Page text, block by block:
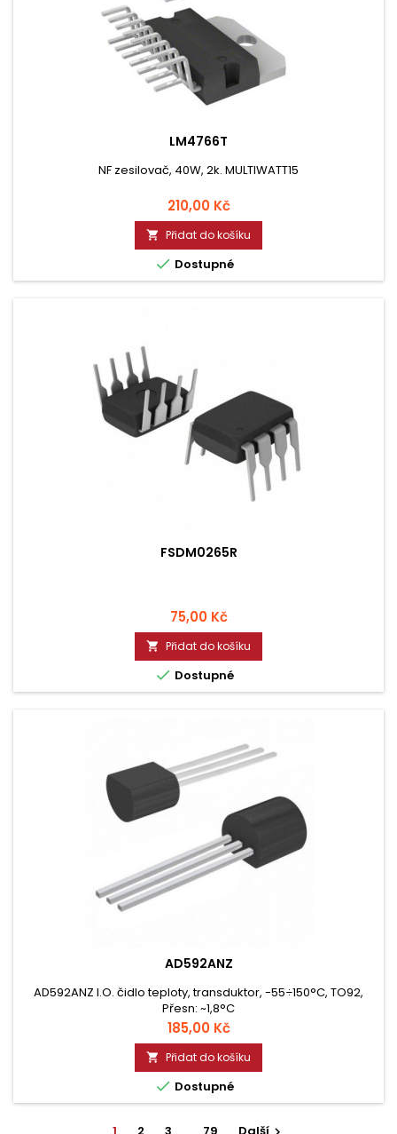
LM4766T
NF zesilovač, 40W, 2k. MULTIWATT15
Cena
210,00 Kč
 Přidat do košíku
 Dostupné
FSDM0265R
Cena
75,00 Kč
 Přidat do košíku
 Dostupné
AD592ANZ
AD592ANZ I.O. čidlo teploty, transduktor, -55÷150°C, TO92,
Přesn: ~1,8°C
Cena
185,00 Kč
 Přidat do košíku
 Dostupné